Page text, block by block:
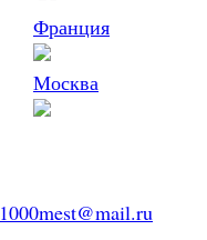
Франция
Москва
1000mest@mail.ru